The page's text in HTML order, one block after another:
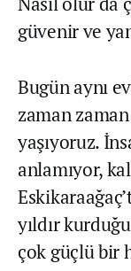
güvenir ve
Bugün aynı
zaman
yaşıyoruz.
anlamıyor,
yıldır
çok güçlü bir